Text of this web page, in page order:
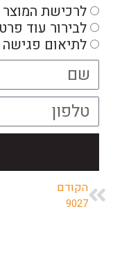
לרכישת המוצר
לבירור עוד
לתיאום פגישה
הקודם
9027